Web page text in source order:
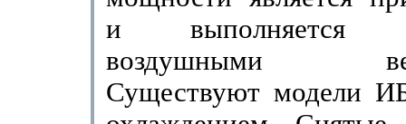
и выполняется
воздушными
Существуют модели